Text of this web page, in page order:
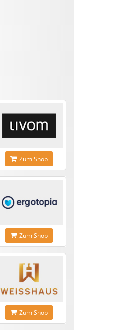
Zum Shop
Zum Shop
Zum Shop